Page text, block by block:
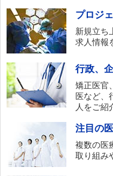
プロジ
新規立ち
求人情報
行政、
矯正医官
医など、
人をご紹
注目の
複数の医
取り組み